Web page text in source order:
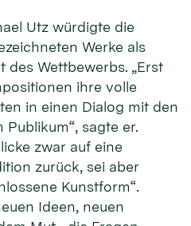
Utz würdigte die
Werke als
Wettbewerbs. „Erst
ihre volle
in einen Dialog mit den
sagte er.
zwar auf eine
zurück, sei aber
Kunstform“.
Ideen, neuen